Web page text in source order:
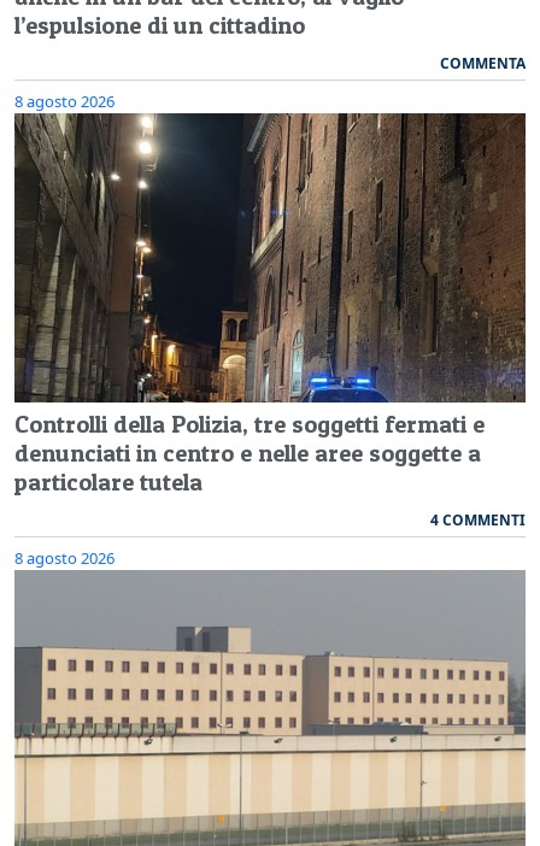
l’espulsione di un cittadino
COMMENTA
8 agosto 2026
Controlli della Polizia, tre soggetti fermati e
denunciati in centro e nelle aree soggette a
particolare tutela
4 COMMENTI
8 agosto 2026